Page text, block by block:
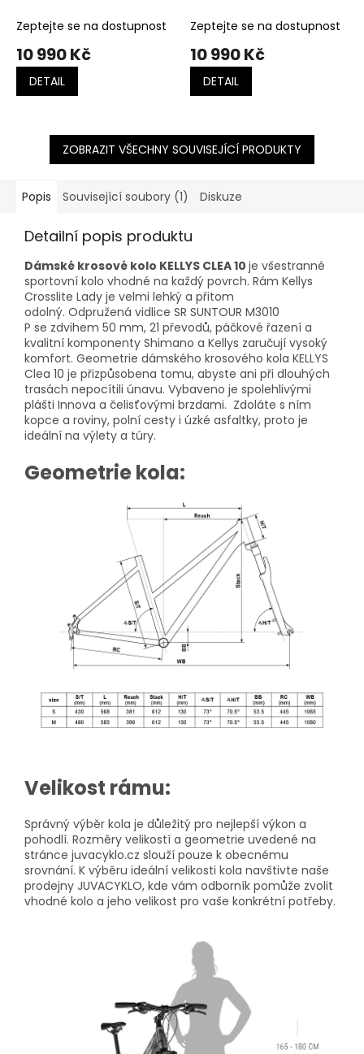
Zeptejte se na dostupnost
10 990 Kč
DETAIL
Zeptejte se na dostupnost
10 990 Kč
DETAIL
ZOBRAZIT VŠECHNY SOUVISEJÍCÍ PRODUKTY
Popis Související soubory (1) Diskuze
Detailní popis produktu
Dámské krosové kolo KELLYS CLEA 10 je všestranné
sportovní kolo vhodné na každý povrch. Rám Kellys
Crosslite Lady je velmi lehký a přitom
odolný. Odpružená vidlice SR SUNTOUR M3010
P se zdvihem 50 mm, 21 převodů, páčkové řazení a
kvalitní komponenty Shimano a Kellys zaručují vysoký
komfort. Geometrie dámského krosového kola KELLYS
Clea 10 je přizpůsobena tomu, abyste ani při dlouhých
trasách nepocítili únavu. Vybaveno je spolehlivými
plášti Innova a čelisťovými brzdami. Zdoláte s ním
kopce a roviny, polní cesty i úzké asfaltky, proto je
ideální na výlety a túry.
Geometrie kola:
Velikost rámu:
Správný výběr kola je důležitý pro nejlepší výkon a
pohodlí. Rozměry velikostí a geometrie uvedené na
stránce juvacyklo.cz slouží pouze k obecnému
srovnání. K výběru ideální velikosti kola navštivte naše
prodejny JUVACYKLO, kde vám odborník pomůže zvolit
vhodné kolo a jeho velikost pro vaše konkrétní potřeby.